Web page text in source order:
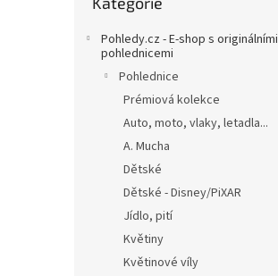
Pohledy.cz - E-shop s originálními
pohlednicemi
Pohlednice
Prémiová kolekce
Auto, moto, vlaky, letadla...
A. Mucha
Dětské
Dětské - Disney/PiXAR
Jídlo, pití
Květiny
Květinové víly